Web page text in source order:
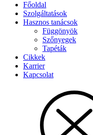
Főoldal
Szolgáltatások
Hasznos tanácsok
Függönyök
Szőnyegek
Tapéták
Cikkek
Karrier
Kapcsolat